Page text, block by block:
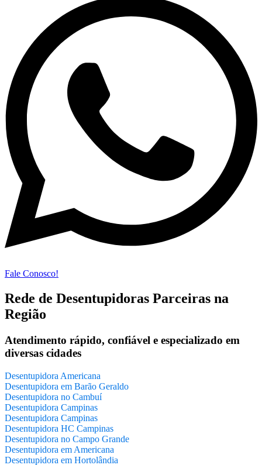
Fale Conosco!
Rede de Desentupidoras Parceiras na
Região
Atendimento rápido, confiável e especializado em
diversas cidades
Desentupidora Americana
Desentupidora em Barão Geraldo
Desentupidora no Cambuí
Desentupidora Campinas
Desentupidora Campinas
Desentupidora HC Campinas
Desentupidora no Campo Grande
Desentupidora em Americana
Desentupidora em Hortolândia